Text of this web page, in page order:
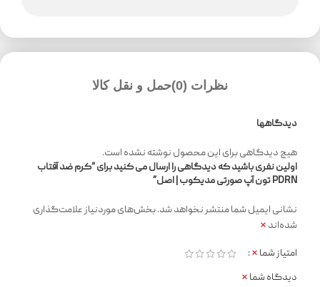
نظرات (0) حمل و نقل کالا
دیدگاهها
هیچ دیدگاهی برای این محصول نوشته نشده است.
اولین نفری باشید که دیدگاهی را ارسال می کنید برای “کرم ضد آفتاب
PDRN تون آپ صورتی مدیکوب | اصل”
نشانی ایمیل شما منتشر نخواهد شد.بخش‌های موردنیاز علامت‌گذاری
شده‌اند *
امتیاز شما *
دیدگاه شما *